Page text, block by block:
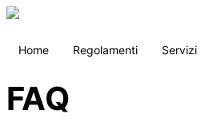
Home Regolamenti Servizi
FAQ